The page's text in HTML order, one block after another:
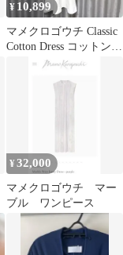
¥ 10,899
マメクロゴウチ Classic
Cotton Dress コットン
ワンピース
¥32,000
マメクロゴウチ マー
ブル ワンピース